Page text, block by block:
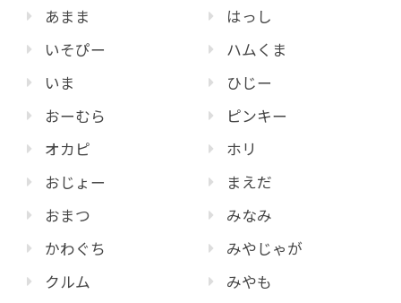
あまま
いそぴー
いま
おーむら
オカピ
おじょー
おまつ
かわぐち
クルム
はっし
ハムくま
ひじー
ピンキー
ホリ
まえだ
みなみ
みやじゃが
みやも